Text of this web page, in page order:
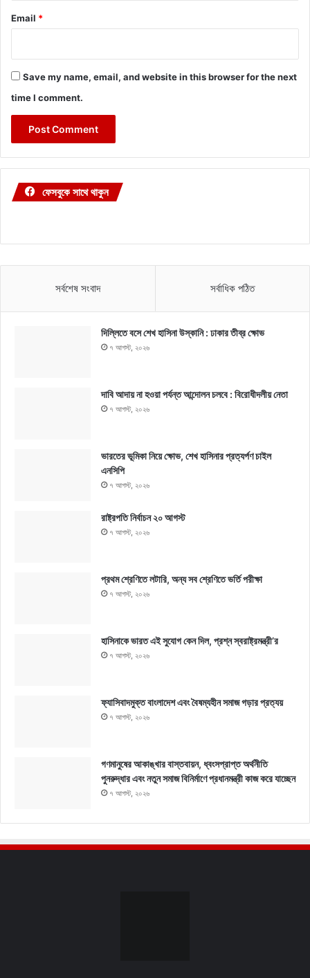
Email *
Save my name, email, and website in this browser for the next
time I comment.
ফেসবুকে সাথে থাকুন
সর্বশেষ সংবাদ সর্বাধিক পঠিত
দিল্লিতে বসে শেখ হাসিনা উস্কানি : ঢাকার তীব্র ক্ষোভ
৭ আগস্ট, ২০২৬
দাবি আদায় না হওয়া পর্যন্ত আন্দোলন চলবে : বিরোধীদলীয় নেতা
৭ আগস্ট, ২০২৬
ভারতের ভূমিকা নিয়ে ক্ষোভ, শেখ হাসিনার প্রত্যর্পণ চাইল
এনসিপি
৭ আগস্ট, ২০২৬
রাষ্ট্রপতি নির্বাচন ২০ আগস্ট
৭ আগস্ট, ২০২৬
প্রথম শ্রেণিতে লটারি, অন্য সব শ্রেণিতে ভর্তি পরীক্ষা
৭ আগস্ট, ২০২৬
হাসিনাকে ভারত এই সুযোগ কেন দিল, প্রশ্ন স্বরাষ্ট্রমন্ত্রী’র
৭ আগস্ট, ২০২৬
ফ্যাসিবাদমুক্ত বাংলাদেশ এবং বৈষম্যহীন সমাজ গড়ার প্রত্যয়
৭ আগস্ট, ২০২৬
গণমানুষের আকাঙ্খার বাস্তবায়ন, ধ্বংসপ্রাপ্ত অর্থনীতি
পুনরুদ্ধার এবং নতুন সমাজ বিনির্মাণে প্রধানমন্ত্রী কাজ করে যাচ্ছেন
৭ আগস্ট, ২০২৬